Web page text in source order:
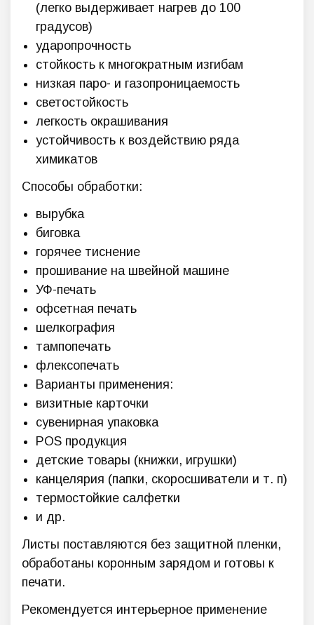
(легко выдерживает нагрев до 100
градусов)
ударопрочность
стойкость к многократным изгибам
низкая паро- и газопроницаемость
светостойкость
легкость окрашивания
устойчивость к воздействию ряда
химикатов
Способы обработки:
вырубка
биговка
горячее тиснение
прошивание на швейной машине
УФ-печать
офсетная печать
шелкография
тампопечать
флексопечать
Варианты применения:
визитные карточки
сувенирная упаковка
POS продукция
детские товары (книжки, игрушки)
канцелярия (папки, скоросшиватели и т. п)
термостойкие салфетки
и др.
Листы поставляются без защитной пленки,
обработаны коронным зарядом и готовы к
печати.
Рекомендуется интерьерное применение